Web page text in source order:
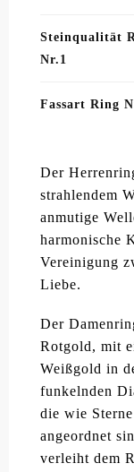
Steinqualität
Nr.1
Fassart Ring
Der
strahlendem
anmutige
harmonische
Vereinigung
Liebe.
Der
Rotgold, mit
Weißgold in
funkelnden
die wie
angeordnet
verleiht dem